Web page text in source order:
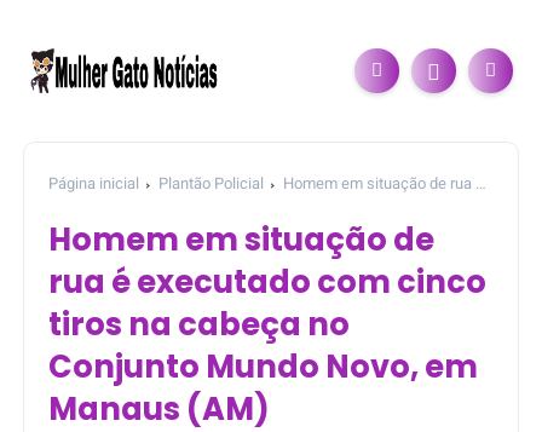
Página inicial Plantão Policial
Homem em situação de rua é
em Manaus (AM)
Homem em situação de
rua é executado com cinco
tiros na cabeça no
Conjunto Mundo Novo, em
Manaus (AM)